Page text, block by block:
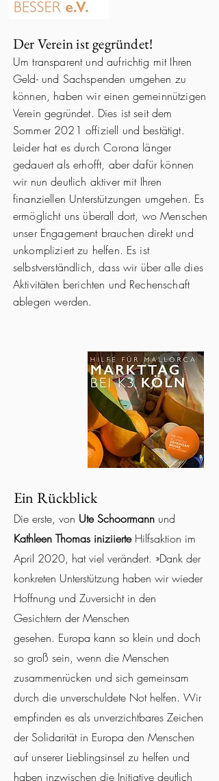
Der Verein ist gegründet!
Um transparent und aufrichtig mit Ihren
Geld- und Sachspenden umgehen zu
können, haben wir einen gemeinnützigen
Verein gegründet. Dies ist seit dem
Sommer 2021 offiziell und bestätigt.
Leider hat es durch Corona länger
gedauert als erhofft, aber dafür können
wir nun deutlich aktiver mit Ihren
finanziellen Unterstützungen umgehen. Es
ermöglicht uns überall dort, wo Menschen
unser Engagement brauchen direkt und
unkompliziert zu helfen. Es ist
selbstverständlich, dass wir über alle dies
Aktivitäten berichten und Rechenschaft
ablegen werden.
Ein Rückblick
Die erste, von Ute Schoormann und
Kathleen Thomas iniziierteHilfsaktion im
April 2020, hat viel verändert. »Dank der
konkreten Unterstützung haben wir wieder
Hoffnung und Zuversicht in den
Gesichtern der Menschen
gesehen. Europa kann so klein und doch
so groß sein, wenn die Menschen
zusammenrücken und sich gemeinsam
durch die unverschuldete Not helfen. Wir
empfinden es als unverzichtbares Zeichen
der Solidarität in Europa den Menschen
auf unserer Lieblingsinsel zu helfen und
haben inzwischen die Initiative deutlich